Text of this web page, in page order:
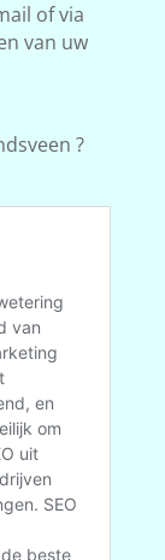
of via
van uw
?